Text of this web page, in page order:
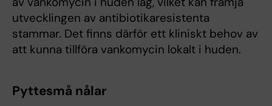
utvecklingen av antibiotikaresistenta
stammar. Det finns därför ett kliniskt behov av
att kunna tillföra vankomycin lokalt i huden.
Pyttesmå nålar